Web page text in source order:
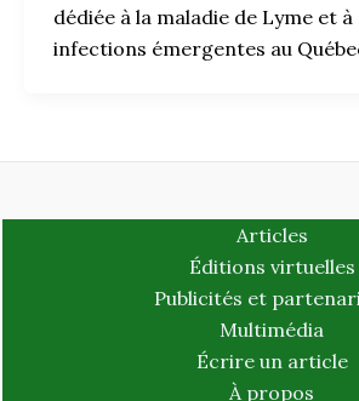
dédiée à la maladie de Lyme et à
infections émergentes au
Articles
Éditions virtuelles
Publicités et
Multimédia
Écrire un article
À propos